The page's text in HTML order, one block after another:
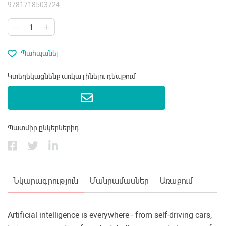
9781718503724
Պահպանել
Կտեղեկացնենք առկա լինելու դեպքում
Պատմիր ընկերներիդ
Նկարագրություն Մանրամասներ Առաքում
Artificial intelligence is everywhere - from self-driving cars,